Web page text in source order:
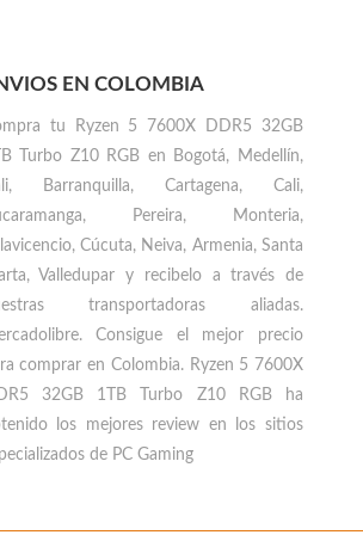
EN COLOMBIA
tu
Ryzen 5 7600X DDR5 32GB
Turbo Z10 RGB en Bogotá, Medellín,
Barranquilla, Cartagena, Cali,
Pereira, Monteria,
Cúcuta, Neiva, Armenia, Santa
Valledupar y recibelo a través de
transportadoras aliadas.
Consigue el mejor precio
comprar en Colombia. Ryzen 5 7600X
32GB 1TB Turbo Z10 RGB ha
los mejores review en los sitios
de PC Gaming